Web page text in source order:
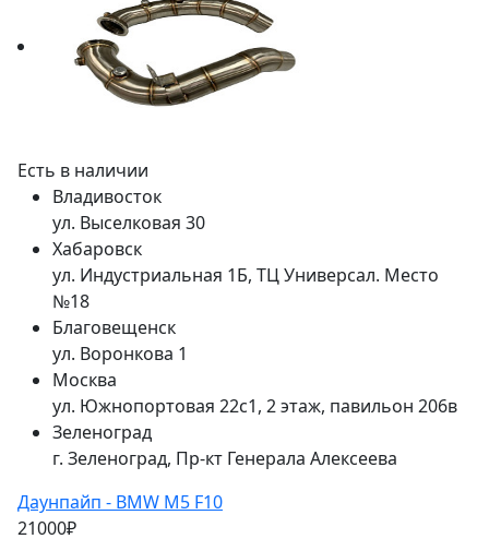
Есть в наличии
Владивосток
ул. Выселковая 30
Хабаровск
ул. Индустриальная 1Б, ТЦ Универсал. Место
№18
Благовещенск
ул. Воронкова 1
Москва
ул. Южнопортовая 22с1, 2 этаж, павильон 206в
Зеленоград
г. Зеленоград, Пр-кт Генерала Алексеева
Даунпайп - BMW M5 F10
21000₽